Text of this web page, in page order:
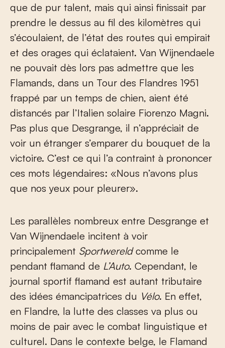
que de pur talent, mais qui ainsi finissait par
prendre le dessus au fil des kilomètres qui
s’écoulaient, de l’état des routes qui empirait
et des orages qui éclataient. Van Wijnendaele
ne pouvait dès lors pas admettre que les
Flamands, dans un Tour des Flandres 1951
frappé par un temps de chien, aient été
distancés par l’Italien solaire Fiorenzo Magni.
Pas plus que Desgrange, il n’appréciait de
voir un étranger s’emparer du bouquet de la
victoire. C’est ce qui l’a contraint à prononcer
ces mots légendaires: «Nous n’avons plus
que nos yeux pour pleurer».
Les parallèles nombreux entre Desgrange et
Van Wijnendaele incitent à voir
principalement Sportwereldcomme le
pendant flamand de L’Auto. Cependant, le
journal sportif flamand est autant tributaire
des idées émancipatrices du Vélo. En effet,
en Flandre, la lutte des classes va plus ou
moins de pair avec le combat linguistique et
culturel. Dans le contexte belge, le Flamand